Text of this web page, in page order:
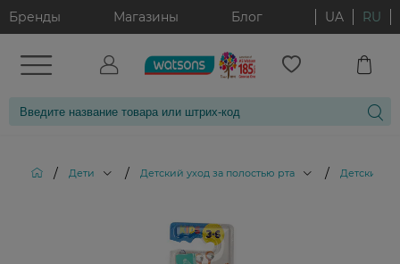
Бренды Магазины Блог UA RU
/ Дети / Детский уход за полостью рта / Детские